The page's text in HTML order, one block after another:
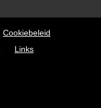
Cookiebeleid
Links